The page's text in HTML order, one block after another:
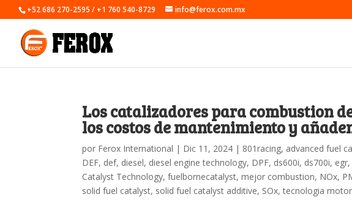
+52 686 270-2595 / +1 760 540-8729 info@ferox.com.mx
Los catalizadores para combustion
los costos de mantenimiento y
por Ferox International | Dic 11, 2024 | 801racing, advanced fuel
DEF, def, diesel, diesel engine technology, DPF, ds600i, ds700i, egr,
Catalyst Technology,fuelbornecatalyst,mejor combustion, NOx,
solid fuel catalyst, solid fuel catalyst additive, SOx,tecnologia